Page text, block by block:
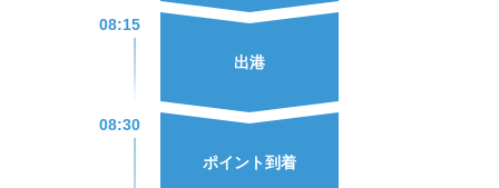
08:15
08:30
出港
ポイント到着